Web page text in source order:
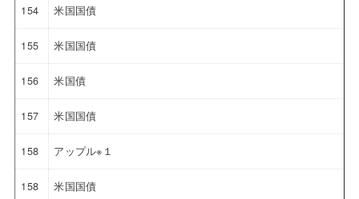
154 米国国債
155 米国国債
156 米国債
157 米国国債
158 アップル※１
158 米国国債